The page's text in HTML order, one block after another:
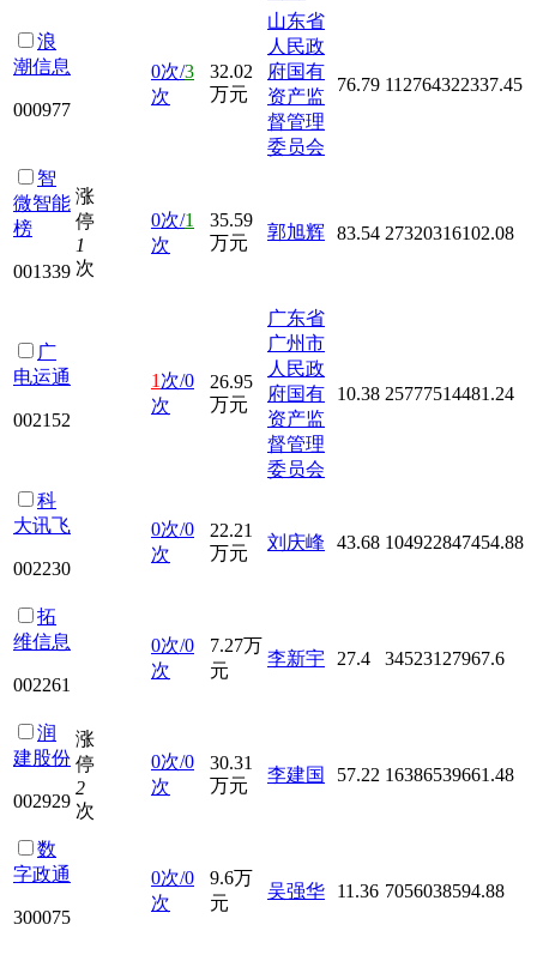
浪
潮信息
000977
0次/3
次
32.02
万元
山东省
人民政
府国有
资产监
督管理
委员会
76.79 112764322337.45
智
微智能
榜
001339
涨
停
1
次
0次/1
次
35.59
万元
郭旭辉 83.54 27320316102.08
广
电运通
002152
1 次/0
次
26.95
万元
广东省
广州市
人民政
府国有
资产监
督管理
委员会
10.38 25777514481.24
科
大讯飞
002230
0次/0
次
22.21
万元
刘庆峰 43.68 104922847454.88
拓
维信息
002261
0次/0
次
7.27万
元
李新宇 27.4 34523127967.6
润
建股份
002929
涨
停
2
次
0次/0
次
30.31
万元
李建国 57.22 16386539661.48
数
字政通
300075
0次/0
次
9.6万
元
吴强华 11.36 7056038594.88